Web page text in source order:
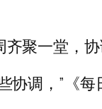
聚一堂，协
调，”《每